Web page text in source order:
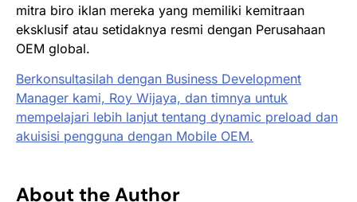
mitra biro iklan mereka yang memiliki kemitraan
eksklusif atau setidaknya resmi dengan Perusahaan
OEM global.
Berkonsultasilah dengan Business Development
Manager kami, Roy Wijaya, dan timnya untuk
mempelajari lebih lanjut tentang dynamic preload dan
akuisisi pengguna dengan Mobile OEM.
About the Author